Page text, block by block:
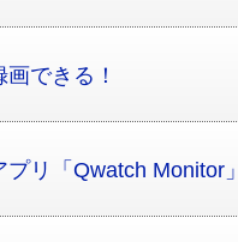
できる！
リ「Qwatch Monitor」